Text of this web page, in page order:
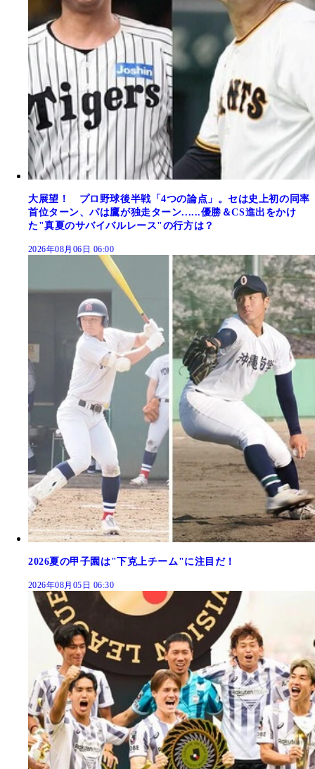
大展望！ プロ野球後半戦「4つの論点」。セは史上初の同率
首位ターン、パは鷹が独走ターン......優勝＆CS進出をかけ
た"真夏のサバイバルレース"の行方は？
2026年08月06日 06:00
2026夏の甲子園は"下克上チーム"に注目だ！
2026年08月05日 06:30